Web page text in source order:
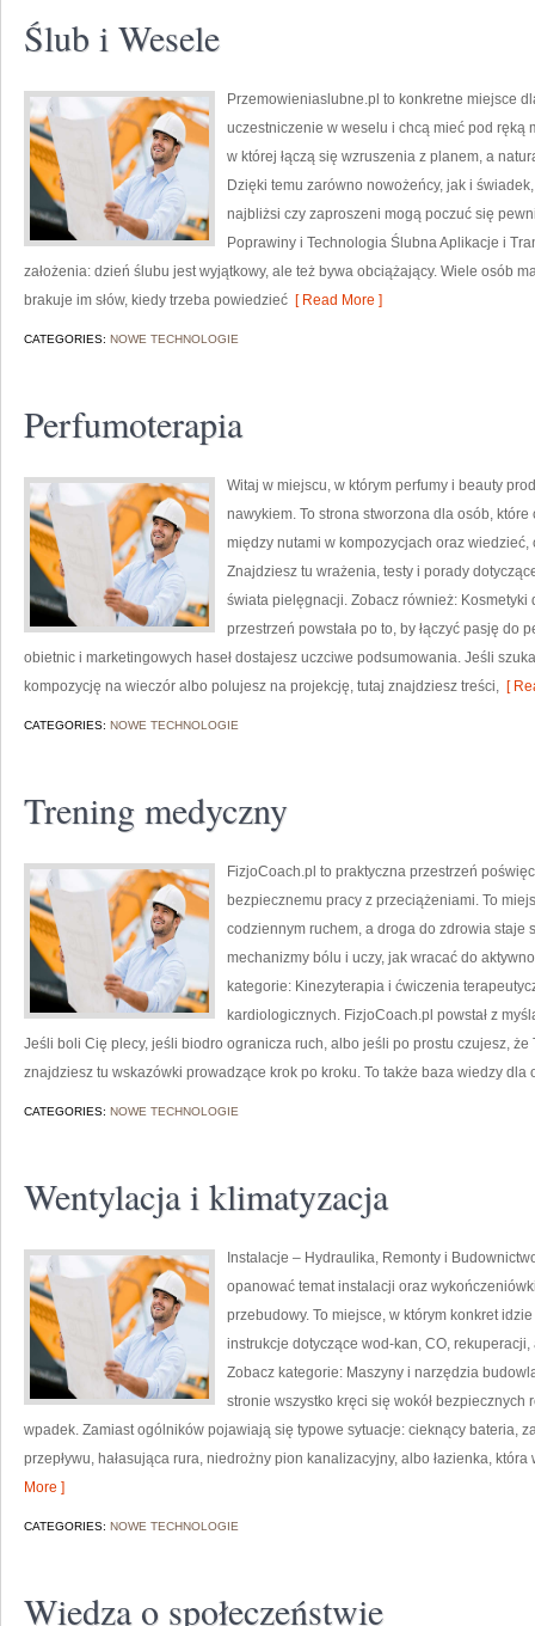
Ślub i Wesele
Przemowieniaslubne.pl to konkretne miejsce
uczestniczenie w weselu i chcą mieć pod ręką
w której łączą się wzruszenia z planem, a
Dzięki temu zarówno nowożeńcy, jak i
najbliżsi czy zaproszeni mogą poczuć się
Poprawiny i Technologia Ślubna Aplikacje i
założenia: dzień ślubu jest wyjątkowy, ale też bywa obciążający. Wiele osób
brakuje im słów, kiedy trzeba powiedzieć [ Read More ]
CATEGORIES: NOWE TECHNOLOGIE
Perfumoterapia
Witaj w miejscu, w którym perfumy i beauty
nawykiem. To strona stworzona dla osób,
między nutami w kompozycjach oraz
Znajdziesz tu wrażenia, testy i porady
świata pielęgnacji. Zobacz również: Kosmetyki
przestrzeń powstała po to, by łączyć pasję do
obietnic i marketingowych haseł dostajesz uczciwe podsumowania. Jeśli
kompozycję na wieczór albo polujesz na projekcję, tutaj znajdziesz treści, [
CATEGORIES: NOWE TECHNOLOGIE
Trening medyczny
FizjoCoach.pl to praktyczna przestrzeń
bezpiecznemu pracy z przeciążeniami. To
codziennym ruchem, a droga do zdrowia staje
mechanizmy bólu i uczy, jak wracać do
kategorie: Kinezyterapia i ćwiczenia
kardiologicznych. FizjoCoach.pl powstał z
Jeśli boli Cię plecy, jeśli biodro ogranicza ruch, albo jeśli po prostu czujesz, że
znajdziesz tu wskazówki prowadzące krok po kroku. To także baza wiedzy dla
CATEGORIES: NOWE TECHNOLOGIE
Wentylacja i klimatyzacja
Instalacje – Hydraulika, Remonty i
opanować temat instalacji oraz
przebudowy. To miejsce, w którym konkret
instrukcje dotyczące wod-kan, CO,
Zobacz kategorie: Maszyny i narzędzia
stronie wszystko kręci się wokół
wpadek. Zamiast ogólników pojawiają się typowe sytuacje: cieknący bateria,
przepływu, hałasująca rura, niedrożny pion kanalizacyjny, albo łazienka,
More ]
CATEGORIES: NOWE TECHNOLOGIE
Wiedza o społeczeństwie